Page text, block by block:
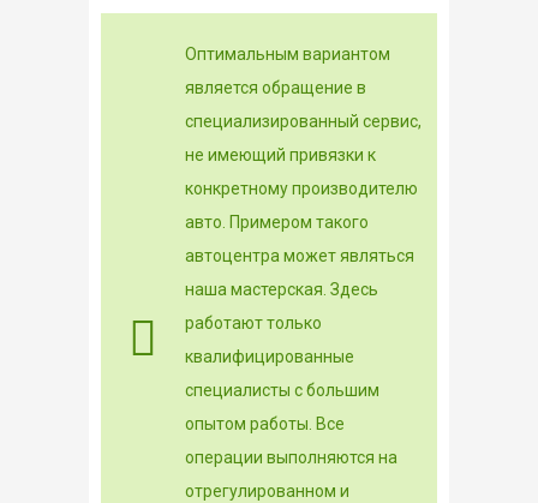
Оптимальным вариантом
является обращение в
специализированный сервис,
не имеющий привязки к
конкретному производителю
авто. Примером такого
автоцентра может являться
наша мастерская. Здесь
работают только
квалифицированные
специалисты с большим
опытом работы. Все
операции выполняются на
отрегулированном и